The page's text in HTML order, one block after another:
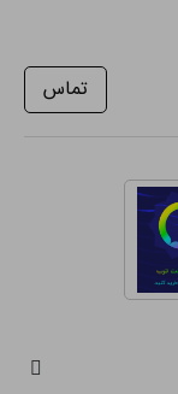
تماس